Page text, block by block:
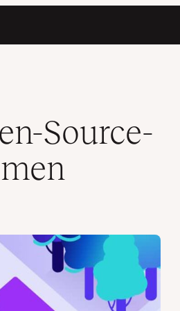
Source-